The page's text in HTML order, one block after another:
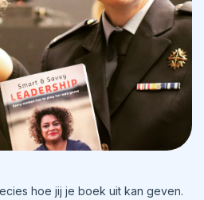
hoe jij je boek uit kan geven.